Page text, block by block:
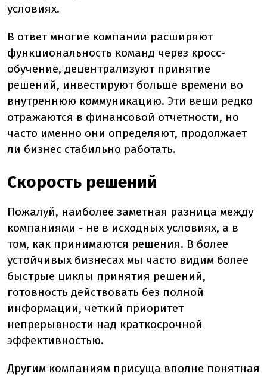
условиях.
В ответ многие компании расширяют
функциональность команд через кросс-
обучение, децентрализуют принятие
решений, инвестируют больше времени во
внутреннюю коммуникацию. Эти вещи редко
отражаются в финансовой отчетности, но
часто именно они определяют, продолжает
ли бизнес стабильно работать.
Скорость решений
Пожалуй, наиболее заметная разница между
компаниями - не в исходных условиях, а в
том, как принимаются решения. В более
устойчивых бизнесах мы часто видим более
быстрые циклы принятия решений,
готовность действовать без полной
информации, четкий приоритет
непрерывности над краткосрочной
эффективностью.
Другим компаниям присуща вполне понятная